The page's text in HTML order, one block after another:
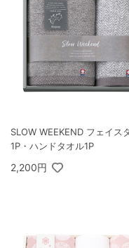
SLOW WEEKEND フェイス
1P・ハンドタオル1P
2,200円